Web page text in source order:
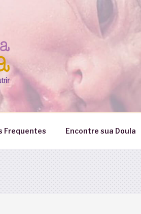
Frequentes Encontre sua Doula